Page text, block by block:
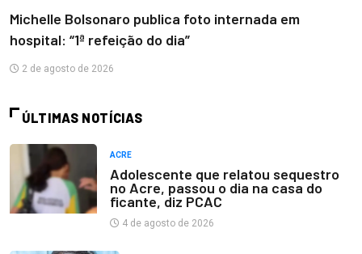
Michelle Bolsonaro publica foto internada em
hospital: “1ª refeição do dia”
2 de agosto de 2026
ÚLTIMAS NOTÍCIAS
ACRE
Adolescente que relatou sequestro
no Acre, passou o dia na casa do
ficante, diz PCAC
4 de agosto de 2026